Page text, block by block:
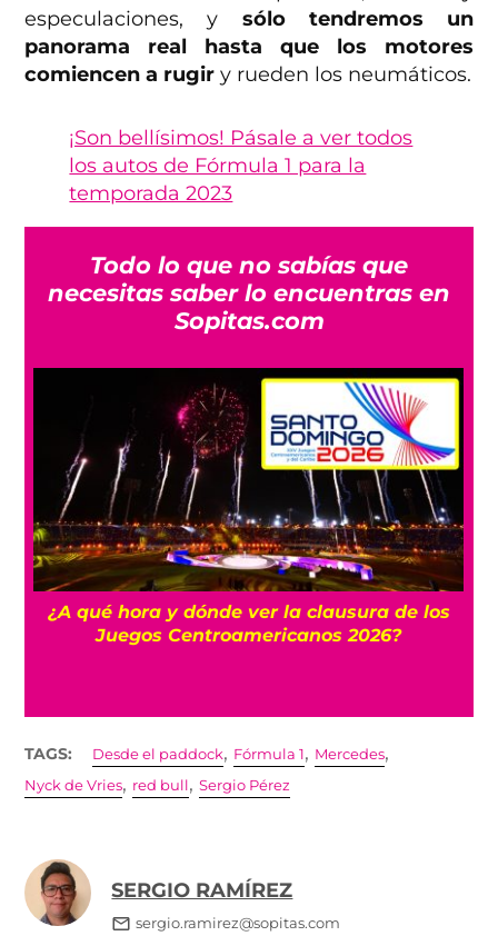
especulaciones, y sólo tendremos un
panorama real hasta que los motores
comiencen a rugir y rueden los neumáticos.
¡Son bellísimos! Pásale a ver todos
los autos de Fórmula 1 para la
temporada 2023
Todo lo que no sabías que
necesitas saber lo encuentras en
Sopitas.com
¿A qué hora y dónde ver la clausura de los
Juegos Centroamericanos 2026?
TAGS: Desde el paddock, Fórmula 1, Mercedes,
Nyck de Vries, red bull ,Sergio Pérez
SERGIO RAMÍREZ
sergio.ramirez@sopitas.com